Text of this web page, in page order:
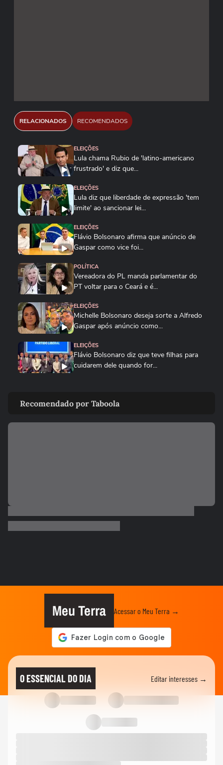
RELACIONADOS RECOMENDADOS
ELEIÇÕES
Lula chama Rubio de 'latino-americano
frustrado' e diz que...
ELEIÇÕES
Lula diz que liberdade de expressão 'tem
limite' ao sancionar lei...
ELEIÇÕES
Flávio Bolsonaro afirma que anúncio de
Gaspar como vice foi...
POLÍTICA
Vereadora do PL manda parlamentar do
PT voltar para o Ceará e é...
ELEIÇÕES
Michelle Bolsonaro deseja sorte a Alfredo
Gaspar após anúncio como...
ELEIÇÕES
Flávio Bolsonaro diz que teve filhas para
cuidarem dele quando for...
diz Alfredo Gaspar a...
ELEIÇÕES
embaixadora do Brasil nos EUA; saiba...
Zema diz que, se eleito, irá dialogar com
parlamentares, mas que...
Favoritos, indefinição: veja como vai
começar a campanha nos...
Cleitinho volta atrás e pede candidatura ao
governo de MG: ‘Quem...
Recomendado por Taboola
Meu Terra Acessar o Meu Terra →
O ESSENCIAL DO DIA Editar interesses →